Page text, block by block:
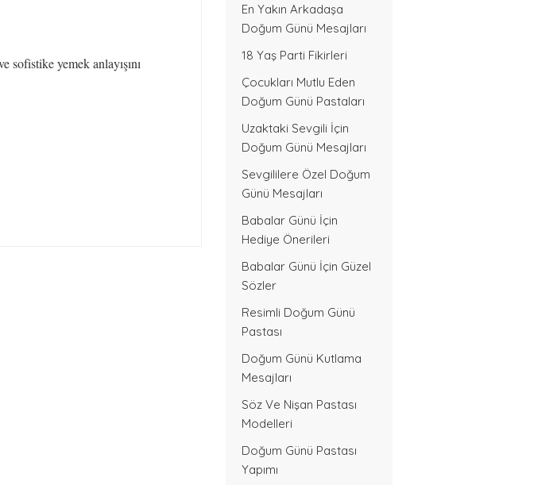
En Yakın Arkadaşa
Doğum Günü Mesajları
18 Yaş Parti Fikirleri
Çocukları Mutlu Eden
Doğum Günü Pastaları
Uzaktaki Sevgili İçin
Doğum Günü Mesajları
Sevgililere Özel Doğum
Günü Mesajları
Babalar Günü İçin
Hediye Önerileri
Babalar Günü İçin Güzel
Sözler
Resimli Doğum Günü
Pastası
Doğum Günü Kutlama
Mesajları
Söz Ve Nişan Pastası
Modelleri
Doğum Günü Pastası
Yapımı
yemek anlayışını